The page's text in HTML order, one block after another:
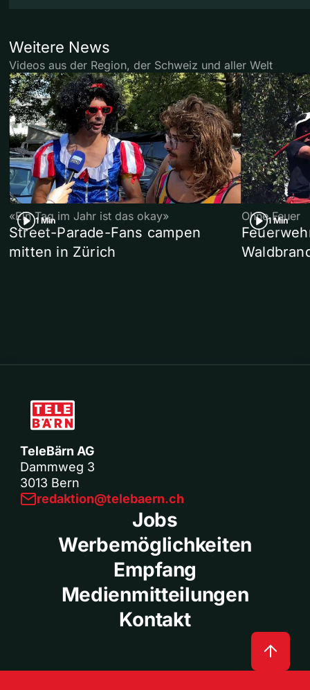
Weitere News
Videos aus der Region, der Schweiz und aller Welt
1 Min
«Ein Tag im Jahr ist das okay»
Street-Parade-Fans campen
mitten in Zürich
1 Min
Ohne Feuer
TeleBärn AG
Dammweg 3
3013 Bern
redaktion@telebaern.ch
Jobs
Werbemöglichkeiten
Empfang
Medienmitteilungen
Kontakt